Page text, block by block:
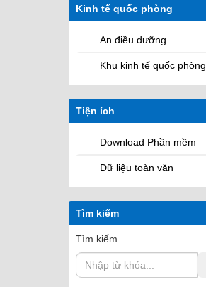
Kinh tế quốc phòng
An điều dưỡng
Khu kinh tế quốc phòng
Tiện ích
Download Phần mềm
Dữ liệu toàn văn
Tìm kiếm
Tìm kiếm